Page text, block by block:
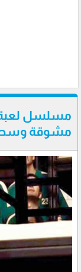
مسلسل لعبة
مشوقة وسط